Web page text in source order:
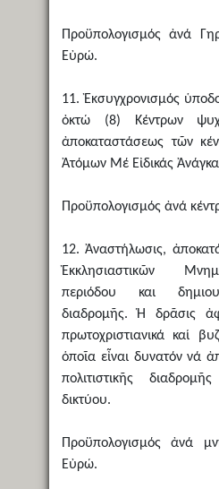
Προϋπολογισμός ἀνά
Εὐρώ.
11. Ἐκσυγχρονισμός
ὀκτώ (8) Κέντρων
ἀποκαταστάσεως τῶν
Ἀτόμων Μέ Εἰδικάς
Προϋπολογισμός ἀνά
12. Ἀναστήλωσις,
Ἐκκλησιαστικῶν
περιόδου και
διαδρομῆς. Ἡ δρᾶσις
πρωτοχριστιανικά καί
ὁποῖα εἶναι δυνατόν νά
πολιτιστικῆς
δικτύου.
Προϋπολογισμός ἀνά
Εὐρώ.